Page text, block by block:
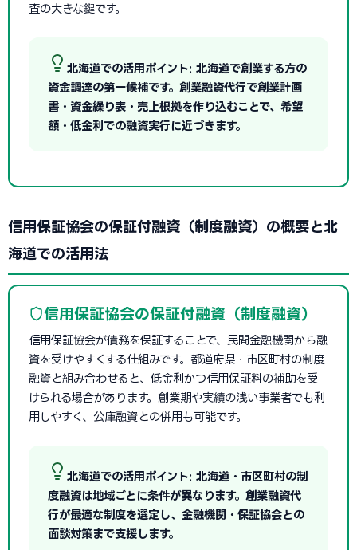
査の大きな鍵です。
北海道での活用ポイント: 北海道で創業する方の
資金調達の第一候補です。創業融資代行で創業計画
書・資金繰り表・売上根拠を作り込むことで、希望
額・低金利での融資実行に近づきます。
信用保証協会の保証付融資（制度融資）の概要と北
海道での活用法
信用保証協会の保証付融資（制度融資）
信用保証協会が債務を保証することで、民間金融機関から融
資を受けやすくする仕組みです。都道府県・市区町村の制度
融資と組み合わせると、低金利かつ信用保証料の補助を受
けられる場合があります。創業期や実績の浅い事業者でも利
用しやすく、公庫融資との併用も可能です。
北海道での活用ポイント: 北海道・市区町村の制
度融資は地域ごとに条件が異なります。創業融資代
行が最適な制度を選定し、金融機関・保証協会との
面談対策まで支援します。